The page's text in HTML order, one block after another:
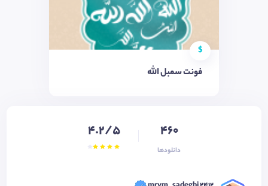
$
فونت سمبل الله
460
دانلودها
4.2/5